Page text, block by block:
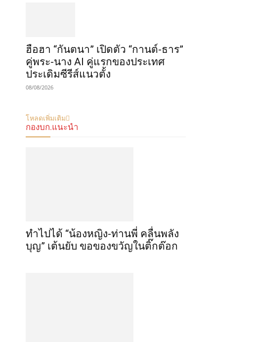
ฮือฮา “กันตนา” เปิดตัว “กานต์-ธาร”
คู่พระ-นาง AI คู่แรกของประเทศ
ประเดิมซีรีส์แนวตั้ง
08/08/2026
โหลดเพิ่มเติม
กองบก.แนะนำ
ทำไปได้ “น้องหญิง-ท่านพี่ คลื่นพลัง
บุญ” เต้นยับ ขอของขวัญในติ๊กต๊อก